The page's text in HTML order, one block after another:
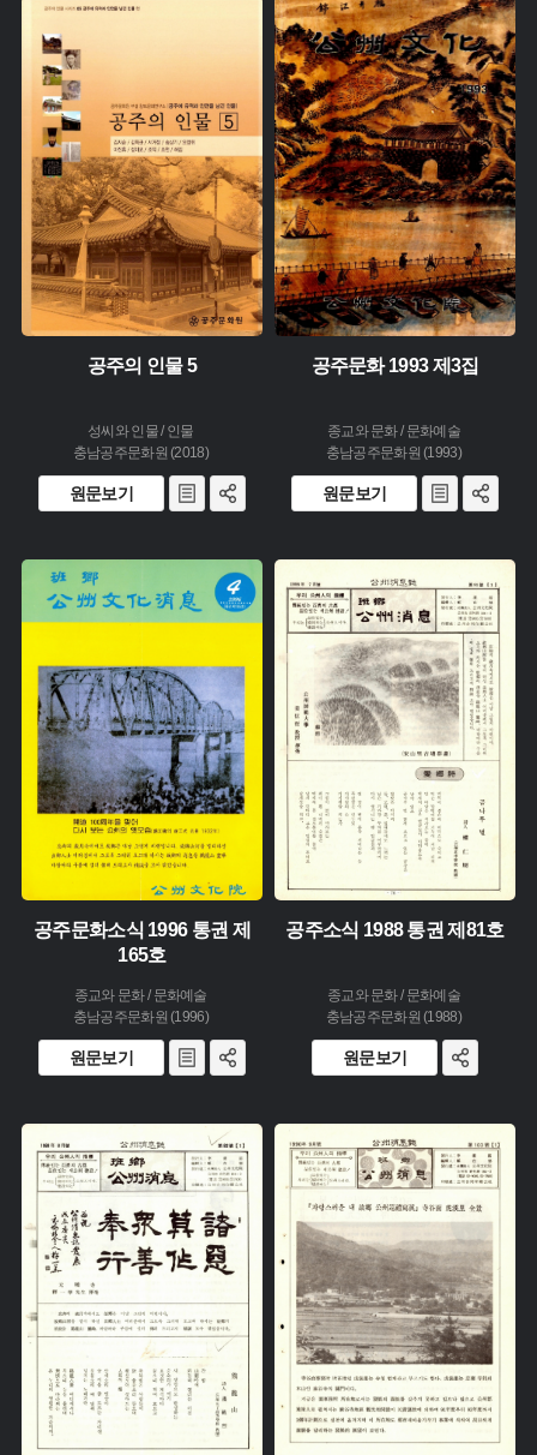
주제 :
유형 :
생산 :
소장 :
공주의 인물 5
성씨와 인물 / 인물
충남공주문화원 (2018)
원문보기
주제 :
유형 :
생산 :
소장 :
공주문화 1993 제3집
종교와 문화 / 문화예술
충남공주문화원 (1993)
원문보기
생산 :
소장 :
공주문화소식 1996 통권 제
165호
종교와 문화 / 문화예술
충남공주문화원 (1996)
원문보기
주제 :
유형 :
생산 :
소장 :
공주소식 1988 통권 제81호
종교와 문화 / 문화예술
충남공주문화원 (1988)
원문보기
주제 :
유형 :
생산 :
소장 :
유형 :
생산 :
소장 :